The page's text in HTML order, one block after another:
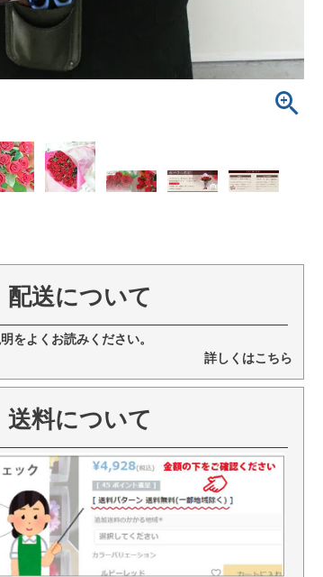
配送について
をよくお読みください。
詳しくはこちら
送料について